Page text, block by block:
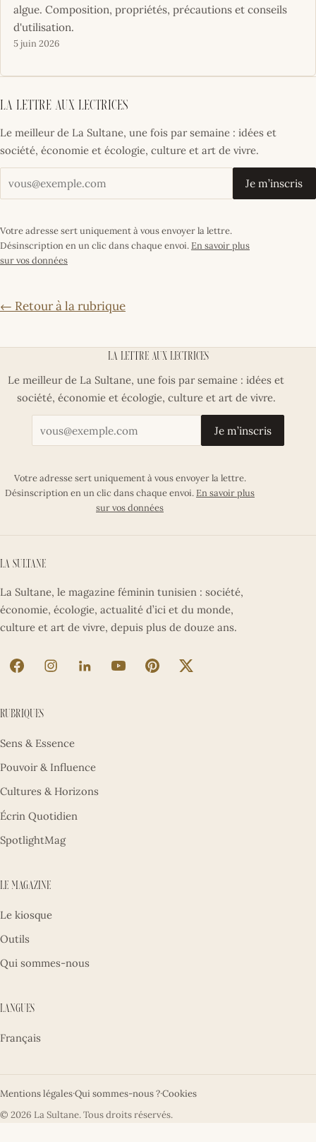
algue. Composition, propriétés, précautions et conseils
d'utilisation.
5 juin 2026
La lettre aux lectrices
Le meilleur de La Sultane, une fois par semaine : idées et
société, économie et écologie, culture et art de vivre.
Votre adresse email Je m’inscris
Votre adresse sert uniquement à vous envoyer la lettre.
Désinscription en un clic dans chaque envoi.En savoir plus
sur vos données
← Retour à la rubrique
La lettre aux lectrices
Le meilleur de La Sultane, une fois par semaine : idées et
société, économie et écologie, culture et art de vivre.
Votre adresse email
Je m’inscris
Votre adresse sert uniquement à vous envoyer la lettre.
Désinscription en un clic dans chaque envoi.En savoir plus
sur vos données
La Sultane
La Sultane, le magazine féminin tunisien : société,
économie, écologie, actualité d’ici et du monde,
culture et art de vivre, depuis plus de douze ans.
La Sultane sur Facebook (nouvel onglet)
La Sultane sur Instagram (nouvel onglet)
La Sultane sur LinkedIn (nouvel onglet)
La Sultane sur YouTube (nouvel
La Sultane sur Pinterest
La Sultane sur X
Rubriques
Sens & Essence
Pouvoir & Influence
Cultures & Horizons
Écrin Quotidien
SpotlightMag
Le magazine
Le kiosque
Outils
Qui sommes-nous
Langues
Français
Mentions légales·Qui sommes-nous ?·Cookies
© 2026 La Sultane. Tous droits réservés.